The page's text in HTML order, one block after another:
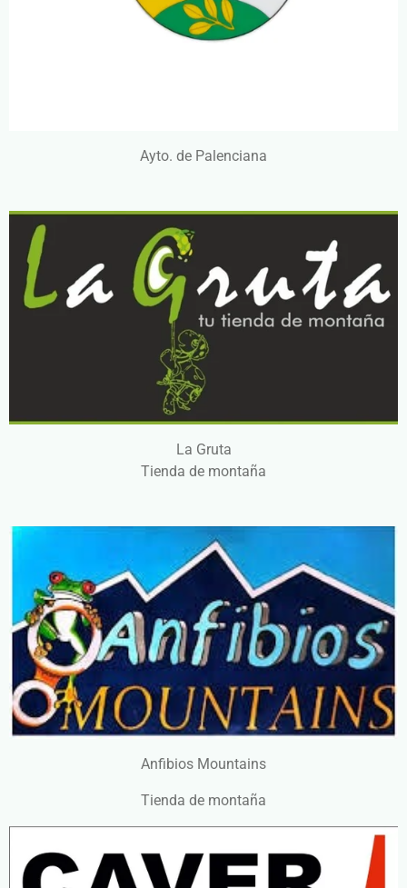
Ayto. de Palenciana
La Gruta
Tienda de montaña
Anfibios Mountains
Tienda de montaña